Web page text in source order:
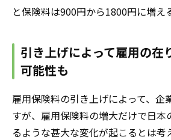
と保険料は900円から1800円に増え
引き上げによって雇用の在
可能性も
雇用保険料の引き上げによって、企
すが、雇用保険料の増大だけで日本
るような甚大な変化が起こるとは考